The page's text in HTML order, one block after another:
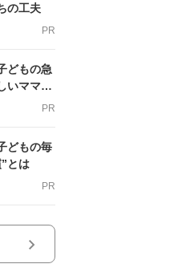
の工夫
PR
どもの急
いママを
PR
どもの毎
とは
PR